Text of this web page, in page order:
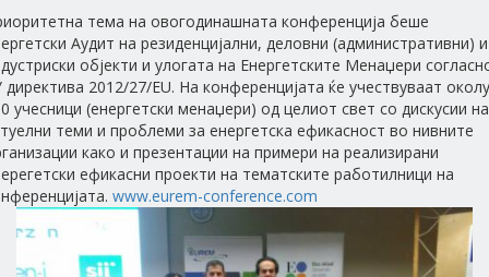
тема на овогодинашната конференција беше
Аудит на резиденцијални, деловни (административни) и
објекти и улогата на Енергетските Менаџери
директива 2012/27/EU. На конференцијата ќе учествуваат околу
учесници (енергетски менаџери) од целиот свет со дискусии на
теми и проблеми за енергетска ефикасност во нивните
како и презентации на примери на реализирани
ефикасни проекти на тематските работилници на
www.eurem-conference.com